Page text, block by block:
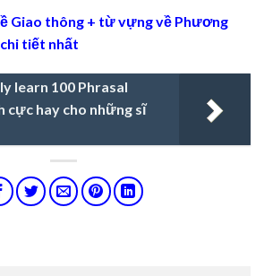
Giao thông + từ vựng về Phương
tiết nhất
learn 100 Phrasal
cực hay cho những sĩ